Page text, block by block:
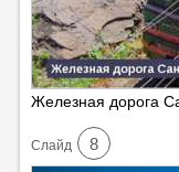
Железная дорога
Cлайд 8